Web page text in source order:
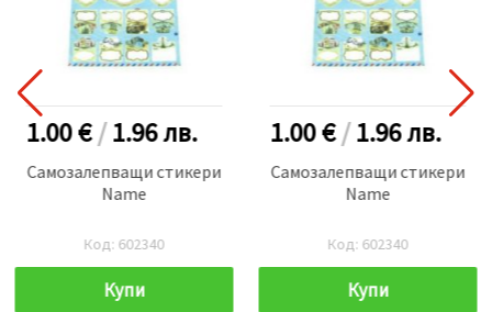
1.00 €/1.96лв.
Самозалепващи стикери
Name
Код: 602340
Купи
1.00 €/1.96лв.
Самозалепващи стикери
Name
Код: 602340
Купи